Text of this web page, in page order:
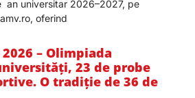
an universitar 2026–2027, pe
oferind
2026 – Olimpiada
23 de probe
O tradiție de 36 de